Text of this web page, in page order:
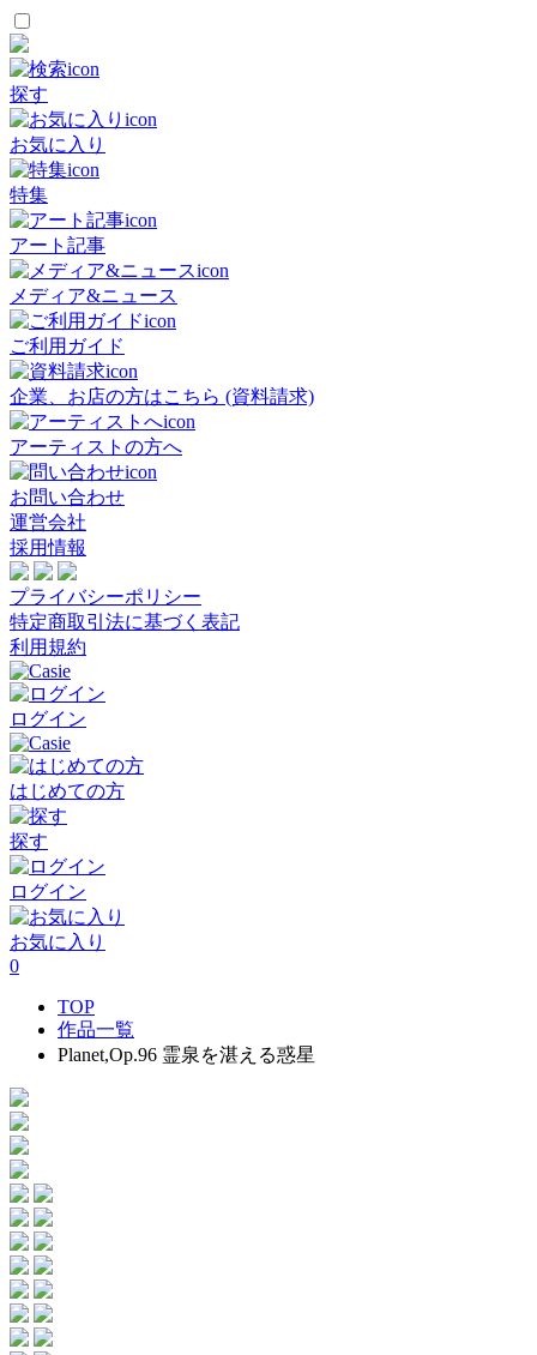
探す
お気に入り
特集
アート記事
メディア&ニュース
ご利用ガイド
企業、お店の方はこちら (資料請求)
アーティストの方へ
お問い合わせ
運営会社
採用情報
プライバシーポリシー
特定商取引法に基づく表記
利用規約
ログイン
はじめての方
探す
ログイン
お気に入り
0
TOP
作品一覧
Planet,Op.96 霊泉を湛える惑星